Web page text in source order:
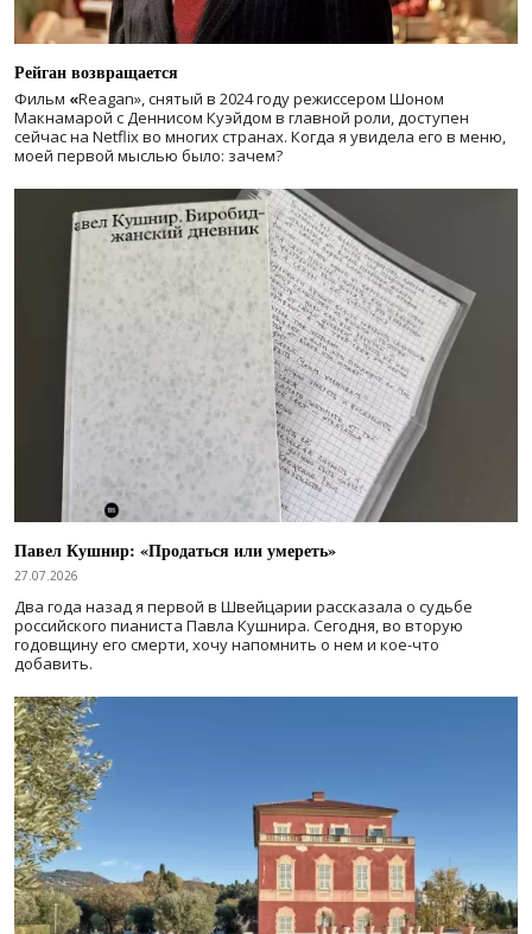
Рейган возвращается
Фильм «Reagan», снятый в 2024 годурежиссером Шоном
Макнамарой с Деннисом Куэйдом в главной роли, доступен
сейчас на Netflix во многих странах. Когда я увидела его в меню,
моей первой мыслью было: зачем?
Павел Кушнир: «Продаться или умереть»
27.07.2026
Два года назад я первой в Швейцарии рассказала о судьбе
российского пианиста Павла Кушнира. Сегодня, во вторую
годовщину его смерти, хочу напомнить о нем и кое-что
добавить.